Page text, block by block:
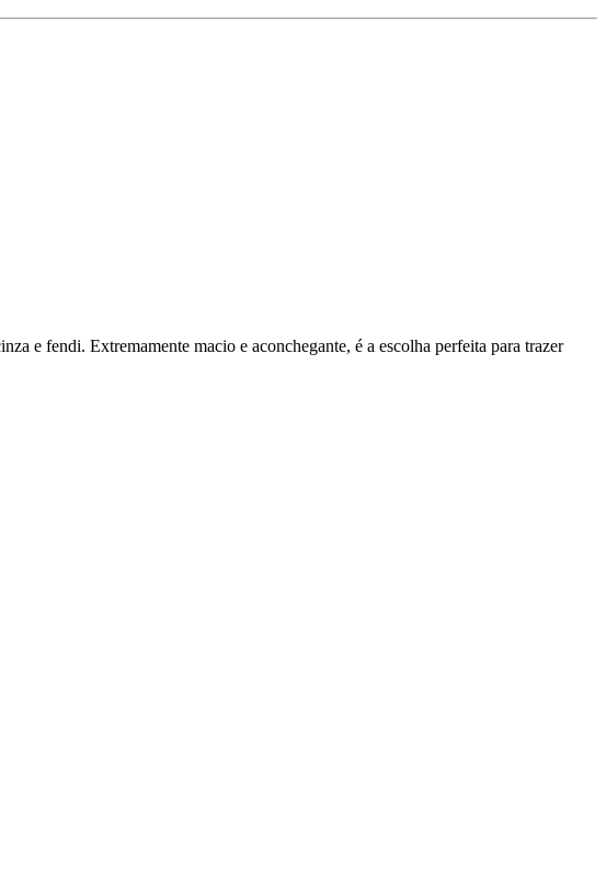
e fendi. Extremamente macio e aconchegante, é a escolha perfeita para trazer